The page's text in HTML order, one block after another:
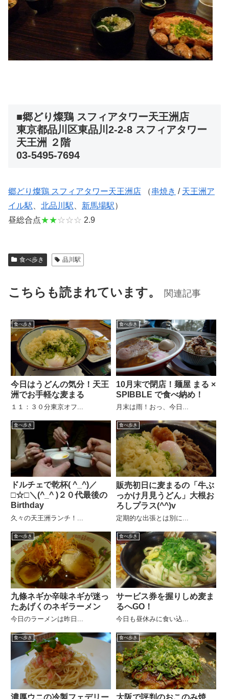
■郷どり燦鶏 スフィアタワー天王洲店
東京都品川区東品川2-2-8 スフィアタワー
天王洲 ２階
03-5495-7694
郷どり燦鶏 スフィアタワー天王洲店 （串焼き / 天王洲ア
イル駅
北品川駅 新馬場駅）
昼総合点★★☆☆☆ 2.9
食べ歩き 品川駅
こちらも読まれています。 関連記事
食べ歩き
今日はうどんの気分！天王
洲でお手軽な麦まる
１１：３０分東京オフ...
食べ歩き
10月末で閉店！麺屋 まる ×
SPIBBLE で食べ納め！
月末は雨！おっ、今日...
食べ歩き
ドルチェで乾杯( ^_^)／
□☆□＼(^_^ )２０代最後の
Birthday
久々の天王洲ランチ！...
食べ歩き
販売初日に麦まるの「牛ぶ
っかけ月見うどん」大根お
ろしプラス(^^)v
定期的な出張とは別に...
食べ歩き
九條ネギか辛味ネギが迷っ
たあげくのネギラーメン
今日のラーメンは昨日...
食べ歩き
サービス券を握りしめ麦ま
るへGO！
今日も昼休みに食い込...
食べ歩き
濃厚ウニの冷製フェデリー
食べ歩き
大阪で評判のおこのみ焼